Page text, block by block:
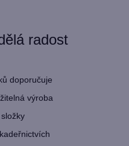
radost
doporučuje
výroba
složky